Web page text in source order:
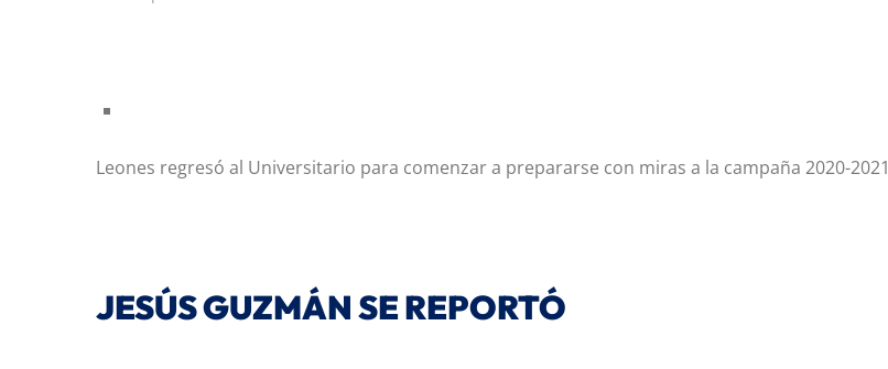
Leones regresó al Universitario para comenzar a prepararse con miras a la campaña 2020-2021
JESÚS GUZMÁN SE REPORTÓ